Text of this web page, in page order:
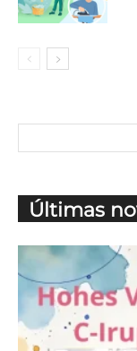
Últimas